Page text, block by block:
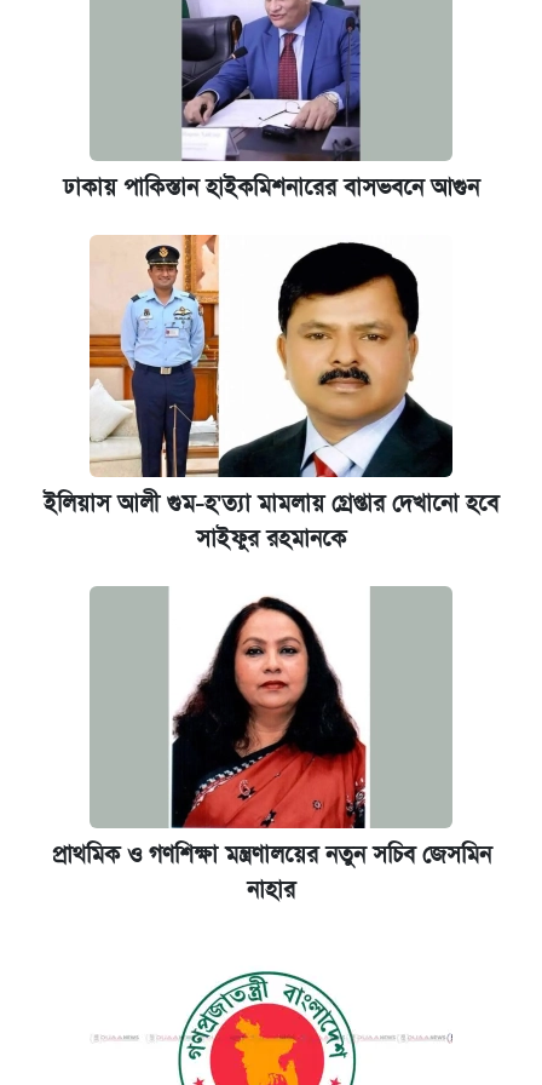
ঢাকায় পাকিস্তান হাইকমিশনারের বাসভবনে আগুন
ইলিয়াস আলী গুম-হ'ত্যা মামলায় গ্রেপ্তার দেখানো হবে
সাইফুর রহমানকে
প্রাথমিক ও গণশিক্ষা মন্ত্রণালয়ের নতুন সচিব জেসমিন
নাহার